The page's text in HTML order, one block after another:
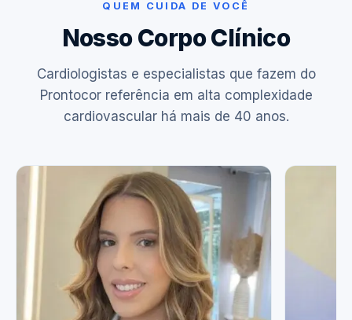
QUEM CUIDA DE VOCÊ
Nosso Corpo Clínico
Cardiologistas e especialistas que fazem do
Prontocor referência em alta complexidade
cardiovascular há mais de 40 anos.